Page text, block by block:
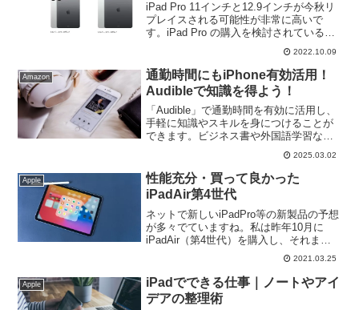
iPad Pro 11インチと12.9インチが今秋リ
プレイスされる可能性が非常に高いで
す。iPad Pro の購入を検討されている方
にとっては仕様が気になるところでしょ
う。発表前の今、新型iPad Proの予想さ
れる仕様と、新型の登場を待つべきか、
現行モデルを購入しても大丈夫か等につ
いて改めてまとめてみます。
2022.10.09
Amazon
通勤時間にもiPhone有効活用！
Audibleで知識を得よう！
「Audible」で通勤時間を有効に活用し、
手軽に知識やスキルを身につけることが
できます。ビジネス書や外国語学習な
ど、おすすめの作品も紹介しています。
明日からは通勤時間を退屈で無駄な時間
から知識を得る時間に！
2025.03.02
Apple
性能充分・買って良かった
iPadAir第4世代
ネットで新しいiPadPro等の新製品の予想
が多々でていますね。私は昨年10月に
iPadAir（第4世代）を購入し、それまで
使用していたiPadPro10.5インチから乗り
換えて今現在使用しています。それまで
は、iPadmini（第5世代）...
2021.03.25
Apple
iPadでできる仕事｜ノートやアイ
デアの整理術